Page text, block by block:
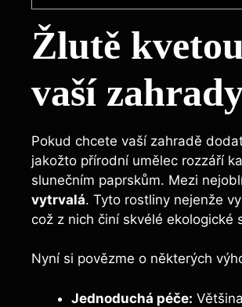
Žlutě
vaší
Pokud chcete vaší zahradě
jakožto přírodní umělec rozzáří
slunečním paprskům. Mezi
vytrvalá. Tyto rostliny nejenže
což z nich činí skvélé ekologické
Nyní si povězme o některých
Jednoduchá péče: